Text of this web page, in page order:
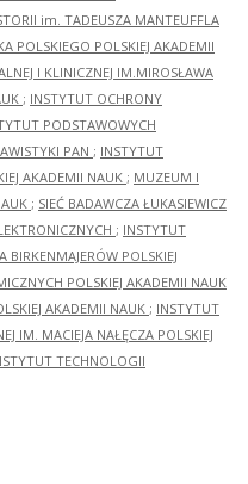
im. TADEUSZA MANTEUFFLA
POLSKIEGO POLSKIEJ AKADEMII
I KLINICZNEJ IM.MIROSŁAWA
; INSTYTUT OCHRONY
PODSTAWOWYCH
PAN ; INSTYTUT
AKADEMII NAUK ; MUZEUM I
; SIEĆ BADAWCZA ŁUKASIEWICZ
; INSTYTUT
POLSKIEJ
POLSKIEJ AKADEMII NAUK
AKADEMII NAUK ; INSTYTUT
IM. MACIEJA NAŁĘCZA POLSKIEJ
TECHNOLOGII